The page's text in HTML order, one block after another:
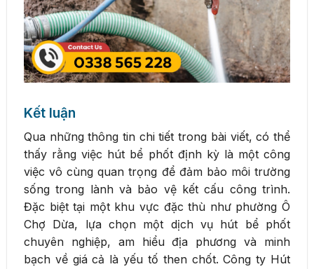
Kết luận
Qua những thông tin chi tiết trong bài viết, có thể
thấy rằng việc hút bể phốt định kỳ là một công
việc vô cùng quan trọng để đảm bảo môi trường
sống trong lành và bảo vệ kết cấu công trình.
Đặc biệt tại một khu vực đặc thù như phường Ô
Chợ Dừa, lựa chọn một dịch vụ hút bể phốt
chuyên nghiệp, am hiểu địa phương và minh
bạch về giá cả là yếu tố then chốt. Công ty Hút